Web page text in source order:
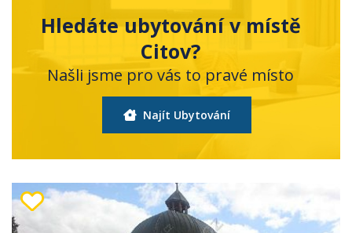
Hledáte ubytování v místě
Citov?
Našli jsme pro vás to pravé místo
Najít Ubytování